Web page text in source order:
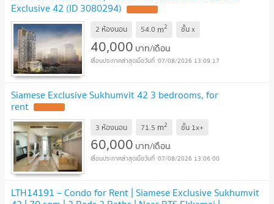
Exclusive 42 (ID 3080294)
2 ห้องนอน 54.0 m2 ชั้นx
40,000 บาท/เดือน
07/08/2026 13:09:17
Siamese Exclusive Sukhumvit 42 3 bedrooms, for
rent
3 ห้องนอน 71.5 m2 ชั้น 1x+
60,000 บาท/เดือน
07/08/2026 13:06:00
LTH14191 – Condo for Rent | Siamese Exclusive Sukhumvit